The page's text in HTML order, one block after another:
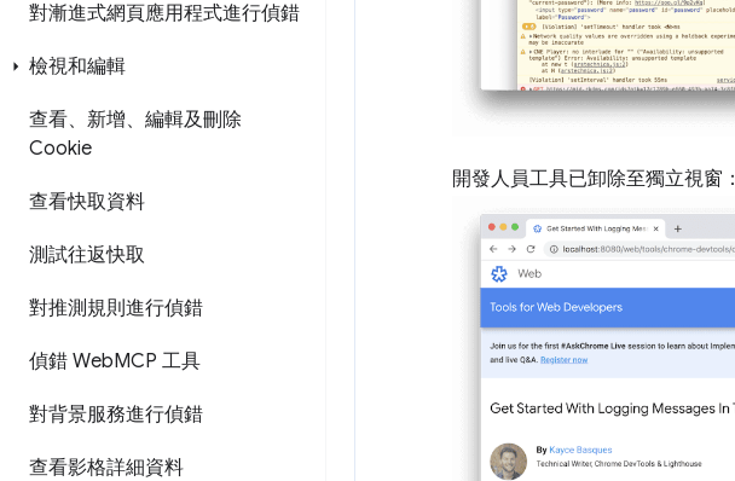
對漸進式網頁應用程式進行偵錯
檢視和編輯
查看、新增、編輯及刪除
Cookie
查看快取資料
測試往返快取
對推測規則進行偵錯
偵錯 WebMCP 工具
對背景服務進行偵錯
查看影格詳細資料
開發人員工具已卸除至獨立視窗：